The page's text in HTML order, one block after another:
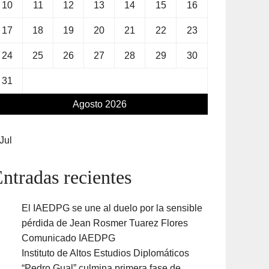
Agosto 2026
10 11 12 13 14 15 16
17 18 19 20 21 22 23
24 25 26 27 28 29 30
31
recientes
El IAEDPG se une al duelo por la sensible
pérdida de Jean Rosmer Tuarez Flores
Comunicado IAEDPG
Instituto de Altos Estudios Diplomáticos